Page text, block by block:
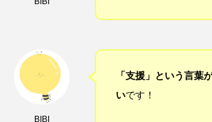
BIBI
「支援」という言葉
いです！